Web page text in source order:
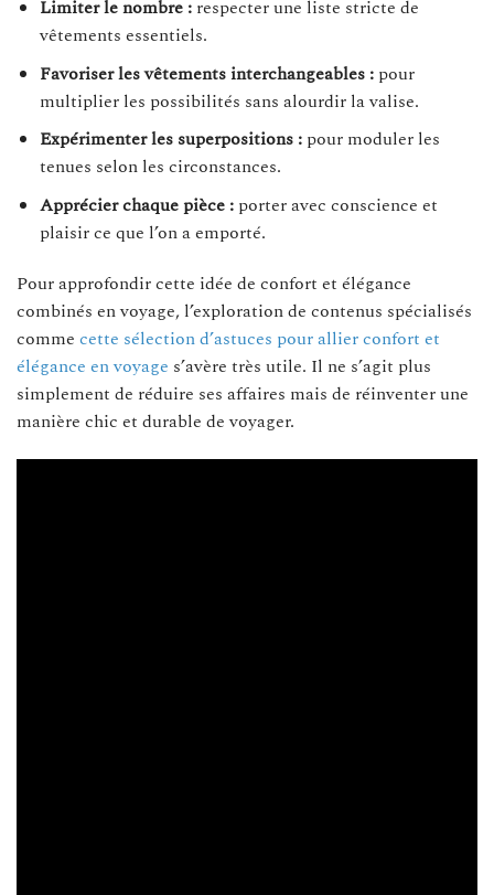
Limiter le nombre :respecter une liste stricte de
vêtements essentiels.
Favoriser les vêtements interchangeables :pour
multiplier les possibilités sans alourdir la valise.
Expérimenter les superpositions :pour moduler les
tenues selon les circonstances.
Apprécier chaque pièce :porter avec conscience et
plaisir ce que l’on a emporté.
Pour approfondir cette idée de confort et élégance
combinés en voyage, l’exploration de contenus spécialisés
comme cette sélection d’astuces pour allier confort et
élégance en voyage s’avère très utile. Il ne s’agit plus
simplement de réduire ses affaires mais de réinventer une
manière chic et durable de voyager.